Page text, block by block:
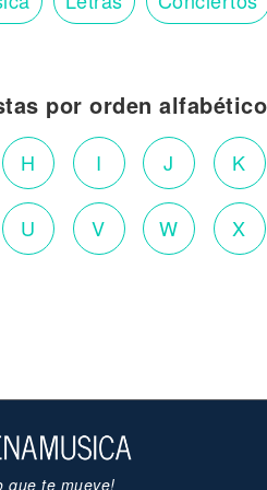
por orden alfabético
H I J K
U V W X
que te mueve!